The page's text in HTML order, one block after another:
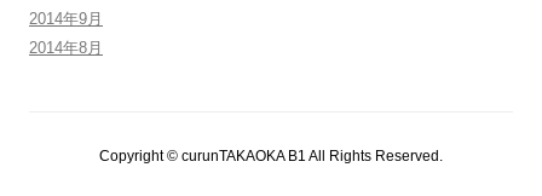
2014年9月
2014年8月
Copyright © curunTAKAOKA B1 All Rights Reserved.